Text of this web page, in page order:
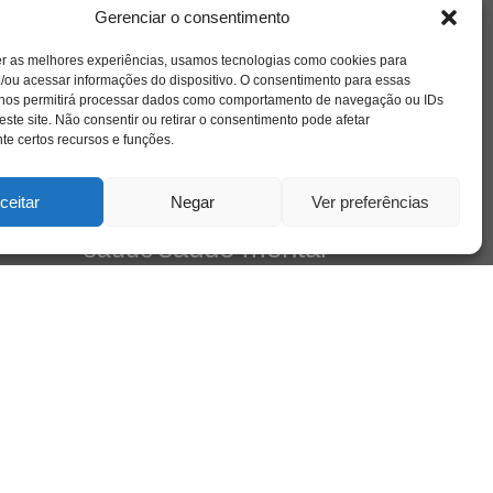
Gerenciar o consentimento
as melhores experiências, usamos tecnologias como cookies para
ou acessar informações do dispositivo. O consentimento para essas
permitirá processar dados como comportamento de navegação ou IDs
site. Não consentir ou retirar o consentimento pode afetar
certos recursos e funções.
Negar Ver preferências
e
amor ansiedade caos CAPS
crianca cuidado cultura depressao
educação entrevista escola família filme
freud infância insight jung liberdade livro
loucura luto maternidade
psicologia relato
saúdesaúde mental